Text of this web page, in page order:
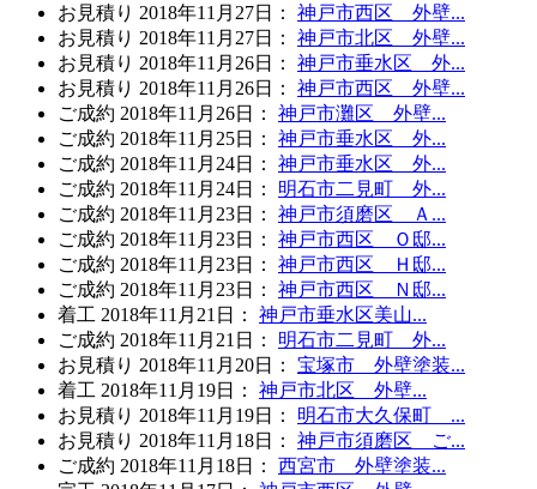
お見積り 2018年11月27日 ：
神戸市西区 外壁...
お見積り 2018年11月27日 ：
神戸市北区 外壁...
お見積り 2018年11月26日 ：
神戸市垂水区 外...
お見積り 2018年11月26日 ：
神戸市西区 外壁...
ご成約 2018年11月26日 ：
神戸市灘区 外壁...
ご成約 2018年11月25日 ：
神戸市垂水区 外...
ご成約 2018年11月24日 ：
神戸市垂水区 外...
ご成約 2018年11月24日 ：
明石市二見町 外...
ご成約 2018年11月23日 ：
神戸市須磨区 Ａ...
ご成約 2018年11月23日 ：
神戸市西区 Ｏ邸...
ご成約 2018年11月23日 ：
神戸市西区 Ｈ邸...
ご成約 2018年11月23日 ：
神戸市西区 Ｎ邸...
着工 2018年11月21日 ：
神戸市垂水区美山...
ご成約 2018年11月21日 ：
明石市二見町 外...
お見積り 2018年11月20日 ：
宝塚市 外壁塗装...
着工 2018年11月19日 ：
神戸市北区 外壁...
お見積り 2018年11月19日 ：
明石市大久保町 ...
お見積り 2018年11月18日 ：
神戸市須磨区 ご...
ご成約 2018年11月18日 ：
西宮市 外壁塗装...